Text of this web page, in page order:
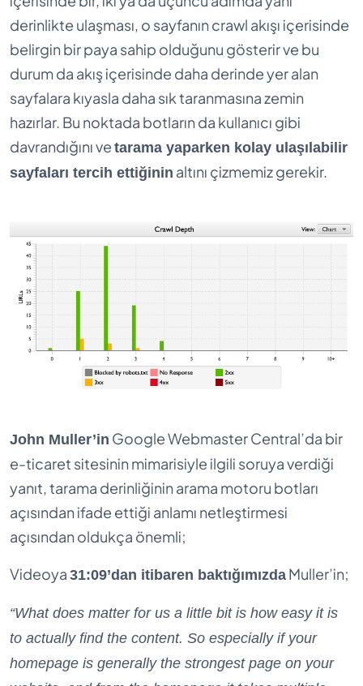
derinlikte ulaşması, o sayfanın crawl akışı içerisinde
belirgin bir paya sahip olduğunu gösterir ve bu
durum da akış içerisinde daha derinde yer alan
sayfalara kıyasla daha sık taranmasına zemin
hazırlar. Bu noktada botların da kullanıcı gibi
davrandığını ve tarama yaparken kolay ulaşılabilir
sayfaları tercih ettiğinin altını çizmemiz gerekir.
John Muller’in Google Webmaster Central’da bir
e-ticaret sitesinin mimarisiyle ilgili soruya verdiği
yanıt, tarama derinliğinin arama motoru botları
açısından ifade ettiği anlamı netleştirmesi
açısından oldukça önemli;
Videoya 31:09’dan itibaren baktığımızda Muller’in;
“What does matter for us a little bit is how easy it is
to actually find the content. So especially if your
homepage is generally the strongest page on your